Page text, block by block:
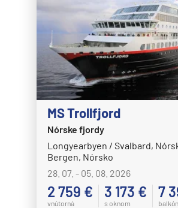
MS Trollfjord
Nórske fjordy
Longyearbyen / Svalbard,
Bergen, Nórsko
28. 07. - 05. 08. 2026
2 759 €
vnútorná
3 173 €
s oknom
7